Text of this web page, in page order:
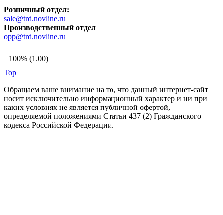
Розничный отдел:
sale@trd.novline.ru
Производственный отдел
opp@trd.novline.ru
100% (1.00)
Top
Обращаем ваше внимание на то, что данный интернет-сайт
носит исключительно информационный характер и ни при
каких условиях не является публичной офертой,
определяемой положениями Статьи 437 (2) Гражданского
кодекса Российской Федерации.